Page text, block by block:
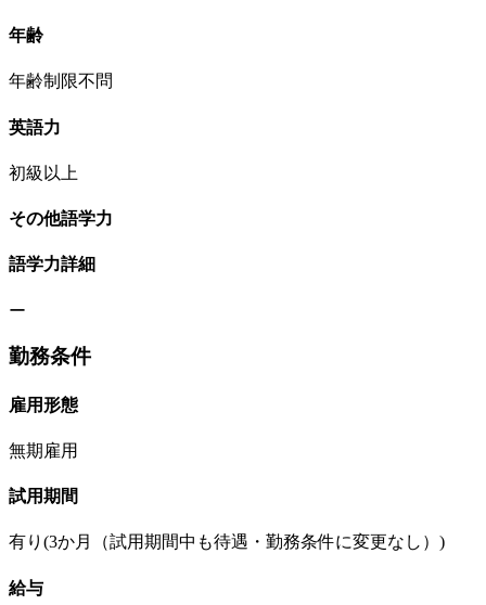
年齢
年齢制限不問
英語力
初級以上
その他語学力
語学力詳細
ー
勤務条件
雇用形態
無期雇用
試用期間
有り(3か月（試用期間中も待遇・勤務条件に変更なし）)
給与